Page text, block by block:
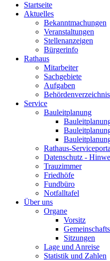
Startseite
Aktuelles
Bekanntmachungen
Veranstaltungen
Stellenanzeigen
Bürgerinfo
Rathaus
Mitarbeiter
Sachgebiete
Aufgaben
Behördenverzeichnis
Service
Bauleitplanung
Rathaus-
Datenschutz -
Trauzimmer
Friedhöfe
Fundbüro
Notfalltafel
Über uns
Organe
Vorsitz
Sitzungen
Lage und Anreise
Statistik und Zahlen